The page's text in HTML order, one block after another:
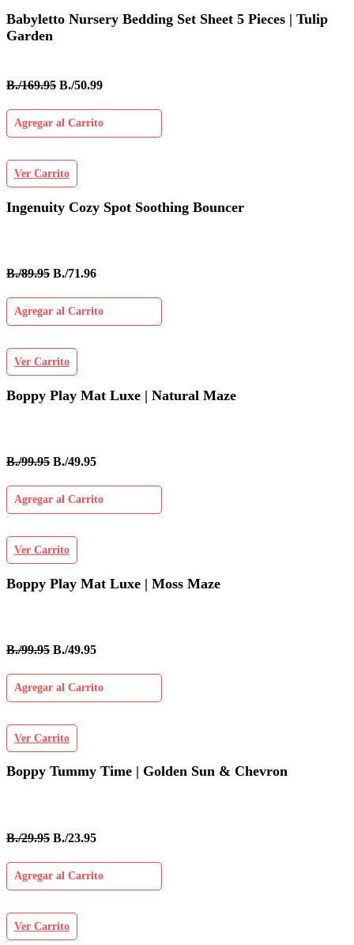
Babyletto Nursery Bedding Set Sheet 5 Pieces | Tulip
Garden
B./169.95 B./50.99
Agregar al Carrito
Ver Carrito
Ingenuity Cozy Spot Soothing Bouncer
B./89.95 B./71.96
Agregar al Carrito
Ver Carrito
Boppy Play Mat Luxe | Natural Maze
B./99.95 B./49.95
Agregar al Carrito
Ver Carrito
Boppy Play Mat Luxe | Moss Maze
B./99.95 B./49.95
Agregar al Carrito
Ver Carrito
Boppy Tummy Time | Golden Sun & Chevron
B./29.95 B./23.95
Agregar al Carrito
Ver Carrito